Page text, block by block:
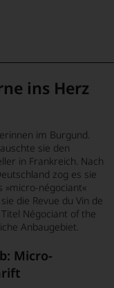
ins Herz
im Burgund.
sie den
in Frankreich. Nach
zog es sie
»micro-négociant«
die Revue du Vin de
Négociant of the
Anbaugebiet.
Micro-